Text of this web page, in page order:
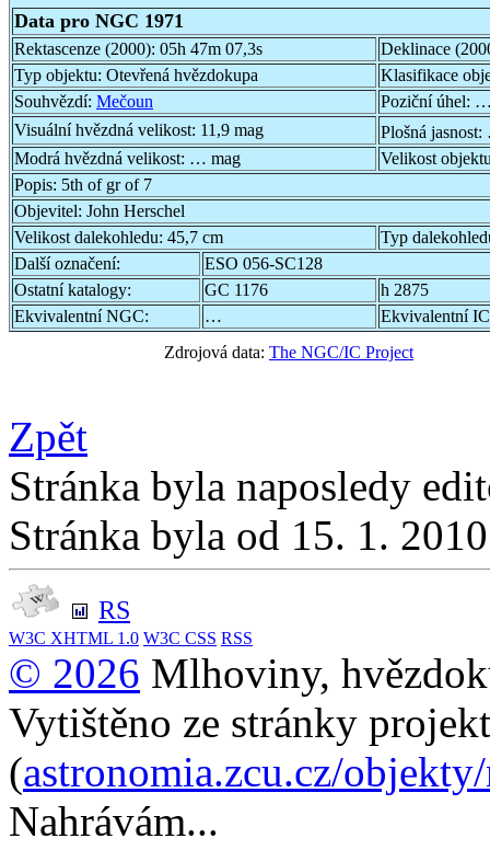
Data pro NGC 1971
Rektascenze (2000): 05h 47m 07,3s
Deklinace
Typ objektu: Otevřená hvězdokupa
Klasifikace
Souhvězdí: Mečoun Poziční úhel: …
Visuální hvězdná velikost: 11,9 mag Plošná jasnost:
Modrá hvězdná velikost: … mag
Velikost
Popis: 5th of gr of 7
Objevitel: John Herschel
Velikost dalekohledu: 45,7 cm
Typ
Další označení:
ESO 056-SC128
Ostatní katalogy:
GC 1176
h 2875
Ekvivalentní NGC:
…
Ekvivalentní
Zdrojová data: The NGC/IC Project
Zpět
Stránka byla naposledy
Stránka byla od 15. 1.
RS
W3C XHTML 1.0 W3C CSS RSS
© 2026 Mlhoviny,
Vytištěno ze stránky
(astronomia.zcu.cz/
Nahrávám...